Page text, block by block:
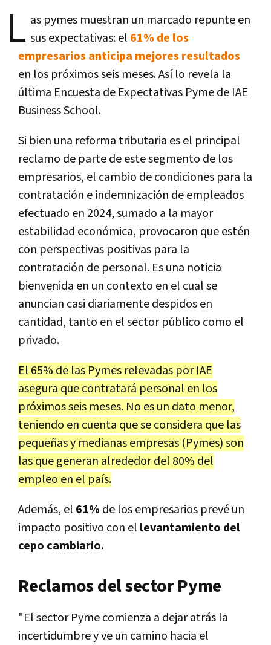
L as pymes muestran un marcado repunte en
sus expectativas: el 61% de los
empresarios anticipa mejores resultados
en los próximos seis meses. Así lo revela la
última Encuesta de Expectativas Pyme de IAE
Business School.
Si bien una reforma tributaria es el principal
reclamo de parte de este segmento de los
empresarios, el cambio de condiciones para la
contratación e indemnización de empleados
efectuado en 2024, sumado a la mayor
estabilidad económica, provocaron que estén
con perspectivas positivas para la
contratación de personal. Es una noticia
bienvenida en un contexto en el cual se
anuncian casi diariamente despidos en
cantidad, tanto en el sector público como el
privado.
El 65% de las Pymes relevadas por IAE
asegura que contratará personal en los
próximos seis meses. No es un dato menor,
teniendo en cuenta que se considera que las
pequeñas y medianas empresas (Pymes) son
las que generan alrededor del 80% del
empleo en el país.
Además, el 61% de los empresarios prevé un
impacto positivo con el levantamiento del
cepo cambiario.
Reclamos del sector Pyme
"El sector Pyme comienza a dejar atrás la
incertidumbre y ve un camino hacia el